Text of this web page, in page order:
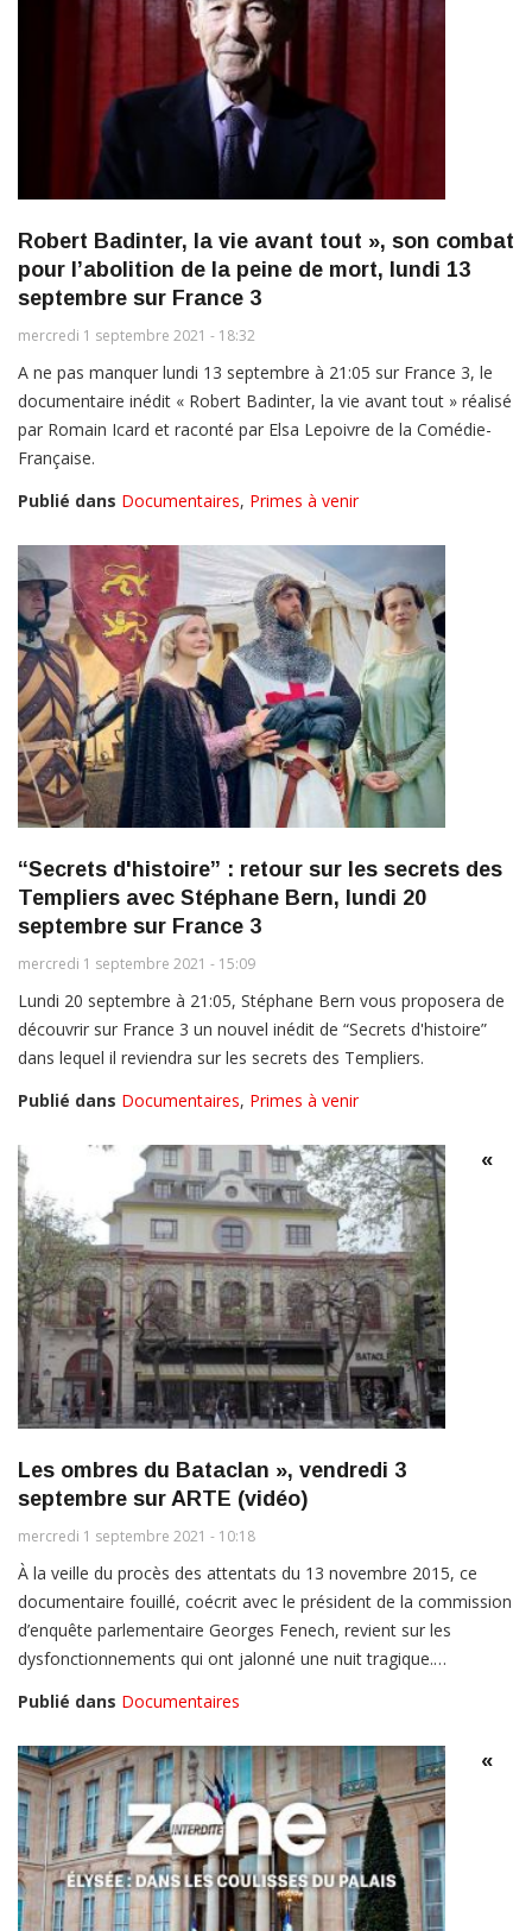
Robert Badinter, la vie avant tout », son combat
pour l’abolition de la peine de mort, lundi 13
septembre sur France 3
mercredi 1 septembre 2021 - 18:32
A ne pas manquer lundi 13 septembre à 21:05 sur France 3, le
documentaire inédit « Robert Badinter, la vie avant tout » réalisé
par Romain Icard et raconté par Elsa Lepoivre de la Comédie-
Française.
Publié dans Documentaires, Primes à venir
“Secrets d'histoire” : retour sur les secrets des
Templiers avec Stéphane Bern, lundi 20
septembre sur France 3
mercredi 1 septembre 2021 - 15:09
Lundi 20 septembre à 21:05, Stéphane Bern vous proposera de
découvrir sur France 3 un nouvel inédit de “Secrets d'histoire”
dans lequel il reviendra sur les secrets des Templiers.
Publié dans Documentaires, Primes à venir
«
Les ombres du Bataclan », vendredi 3
septembre sur ARTE (vidéo)
mercredi 1 septembre 2021 - 10:18
À la veille du procès des attentats du 13 novembre 2015, ce
documentaire fouillé, coécrit avec le président de la commission
d’enquête parlementaire Georges Fenech, revient sur les
dysfonctionnements qui ont jalonné une nuit tragique.…
Publié dans Documentaires
«